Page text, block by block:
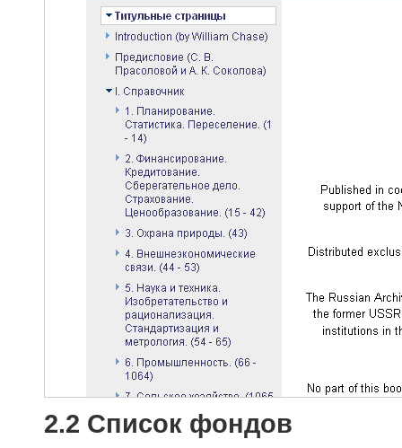
2.2 Список фондов